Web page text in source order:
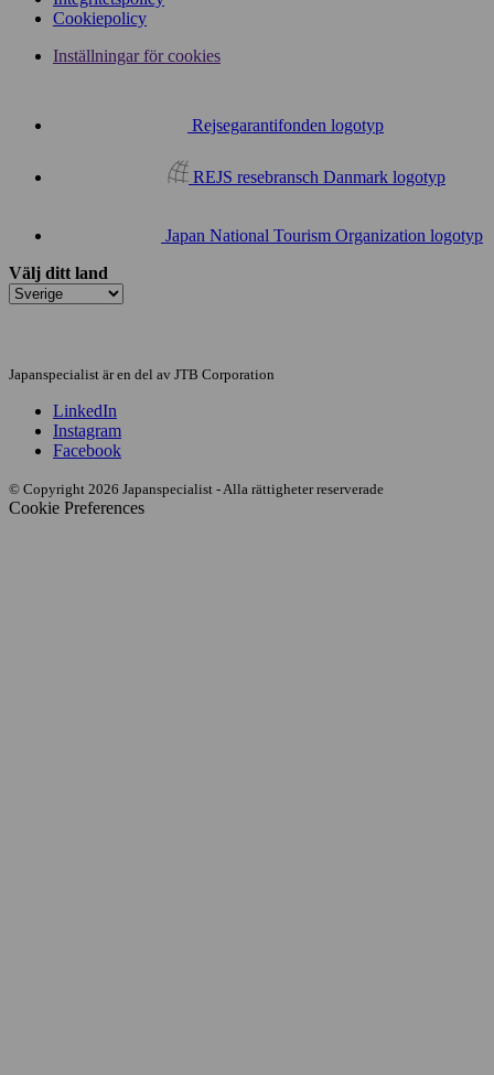
Cookiepolicy
Inställningar för cookies
Rejsegarantifonden logotyp
REJS resebransch Danmark logotyp
Japan National Tourism Organization logotyp
Välj ditt land
Japanspecialist är en del av JTB Corporation
LinkedIn
Instagram
Facebook
© Copyright 2026 Japanspecialist - Alla rättigheter reserverade
Cookie Preferences